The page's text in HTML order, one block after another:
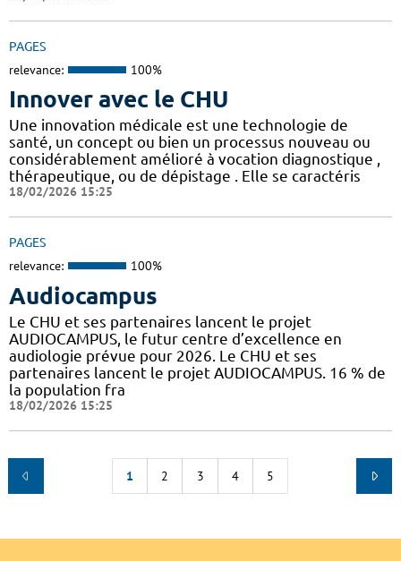
PAGES
relevance: 100%
Innover avec le CHU
Une innovation médicale est une technologie de
santé, un concept ou bien un processus nouveau ou
considérablement amélioré à vocation diagnostique ,
thérapeutique, ou de dépistage . Elle se caractéris
18/02/2026 15:25
PAGES
relevance: 100%
Audiocampus
Le CHU et ses partenaires lancent le projet
AUDIOCAMPUS, le futur centre d’excellence en
audiologie prévue pour 2026. Le CHU et ses
partenaires lancent le projet AUDIOCAMPUS. 16 % de
la population fra
18/02/2026 15:25
1 2 3 4 5